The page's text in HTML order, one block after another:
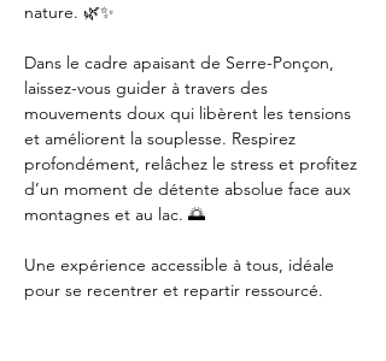
nature. 🌿✨
Dans le cadre apaisant de Serre-Ponçon,
laissez-vous guider à travers des
mouvements doux qui libèrent les tensions
et améliorent la souplesse. Respirez
profondément, relâchez le stress et profitez
d’un moment de détente absolue face aux
montagnes et au lac. 🌅
Une expérience accessible à tous, idéale
pour se recentrer et repartir ressourcé.